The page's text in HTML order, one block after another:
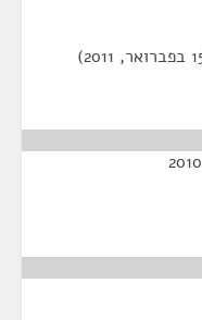
מיום שלישי, י"א באדר א, התשע"א (15 בפברואר, 2011)